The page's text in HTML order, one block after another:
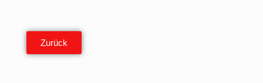
Zurück